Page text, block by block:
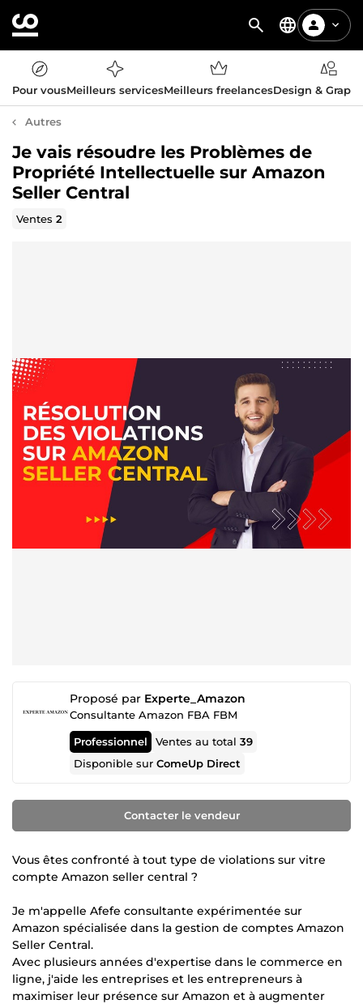
Pour vousMeilleurs servicesMeilleurs freelancesDesign &
Autres
Je vais résoudre les Problèmes de
Propriété Intellectuelle sur Amazon
Seller Central
Ventes2
Proposé par Experte_Amazon
Consultante Amazon FBA FBM
Professionnel Ventes au total39
Disponible surComeUp Direct
Contacter le vendeur
Vous êtes confronté à tout type de violations sur vitre
compte Amazon seller central ?
Je m'appelle Afefe consultante expérimentée sur
Amazon spécialisée dans la gestion de comptes Amazon
Seller Central.
Avec plusieurs années d'expertise dans le commerce en
ligne, j'aide les entreprises et les entrepreneurs à
maximiser leur présence sur Amazon et à augmenter